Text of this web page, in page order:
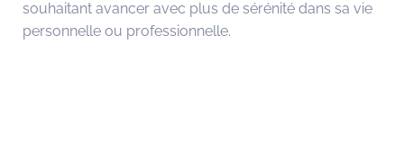
souhaitant avancer avec plus de sérénité dans sa vie
personnelle ou professionnelle.